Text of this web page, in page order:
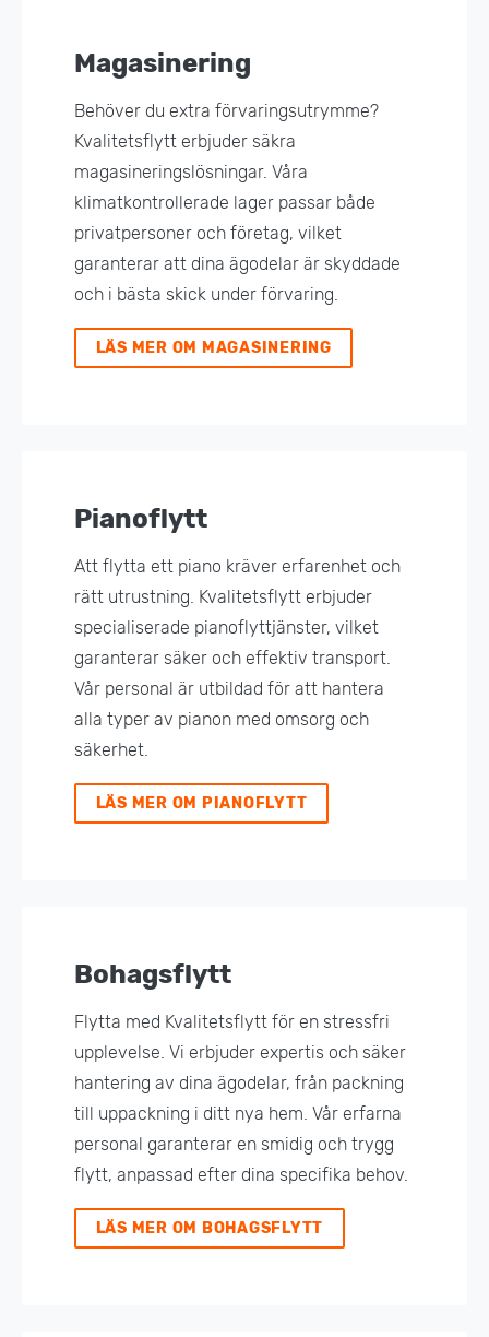
Magasinering
Behöver du extra förvaringsutrymme?
Kvalitetsflytt erbjuder säkra
magasineringslösningar. Våra
klimatkontrollerade lager passar både
privatpersoner och företag, vilket
garanterar att dina ägodelar är skyddade
och i bästa skick under förvaring.
LÄS MER OM MAGASINERING
Pianoflytt
Att flytta ett piano kräver erfarenhet och
rätt utrustning. Kvalitetsflytt erbjuder
specialiserade pianoflyttjänster, vilket
garanterar säker och effektiv transport.
Vår personal är utbildad för att hantera
alla typer av pianon med omsorg och
säkerhet.
LÄS MER OM PIANOFLYTT
Bohagsflytt
Flytta med Kvalitetsflytt för en stressfri
upplevelse. Vi erbjuder expertis och säker
hantering av dina ägodelar, från packning
till uppackning i ditt nya hem. Vår erfarna
personal garanterar en smidig och trygg
flytt, anpassad efter dina specifika behov.
LÄS MER OM BOHAGSFLYTT